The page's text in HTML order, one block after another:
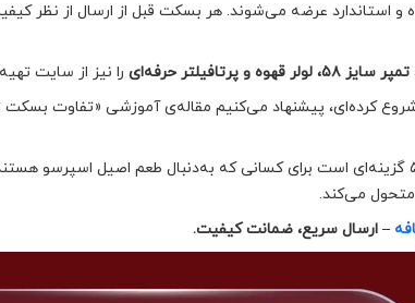
عرضه می‌شوند. هر بسکت قبل از ارسال از نظر
تمپر سایز ۵۸، لولر قهوه و پرتافیلتر حرفه‌ای
را نیز از سایت
شروع کرده‌ای، پیشنهاد می‌کنیم مقاله‌ی آموزشی «تفاوت
🛒 بسکت دوبل غیرتحت فشار سایز ۵۸ گزینه‌ای است برای کسانی که به‌دنبال
می‌کند.
– ارسال سریع، ضمانت کیفیت.